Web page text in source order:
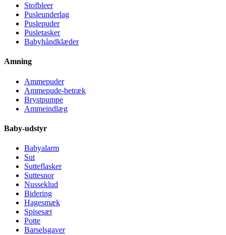
Stofbleer
Pusleunderlag
Puslepuder
Pusletasker
Babyhåndklæder
Amning
Ammepuder
Ammepude-betræk
Brystpumpe
Ammeindlæg
Baby-udstyr
Babyalarm
Sut
Sutteflasker
Suttesnor
Nusseklud
Bidering
Hagesmæk
Spisesæt
Potte
Barselsgaver